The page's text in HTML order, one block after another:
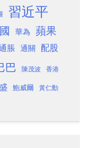
習近平
華為 蘋果
脹 通關 配股
巴 陳茂波 香港
鮑威爾 黃仁勳